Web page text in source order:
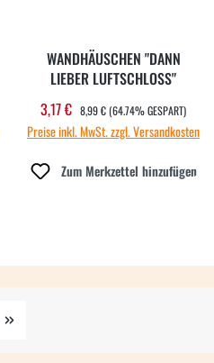
WANDHÄUSCHEN "DANN
LIEBER LUFTSCHLOSS"
Verkaufspreis:
3,17 € REGULÄRER PREIS:
8,99 €(64.74% GESPART)
Preise inkl. MwSt. zzgl. Versandkosten
Zum Merkzettel hinzufügen